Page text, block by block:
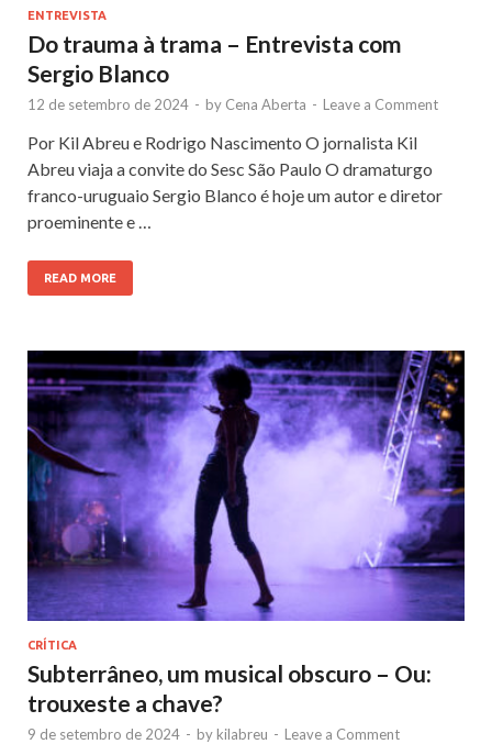
ENTREVISTA
Do trauma à trama – Entrevista com
Sergio Blanco
12 de setembro de 2024 - by Cena Aberta - Leave a Comment
Por Kil Abreu e Rodrigo Nascimento O jornalista Kil
Abreu viaja a convite do Sesc São Paulo O dramaturgo
franco-uruguaio Sergio Blanco é hoje um autor e diretor
proeminente e …
READ MORE
CRÍTICA
Subterrâneo, um musical obscuro – Ou:
trouxeste a chave?
9 de setembro de 2024 - by kilabreu - Leave a Comment